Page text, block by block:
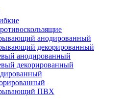
анодированный
декорированный
анодированный
декорированный
ПВХ